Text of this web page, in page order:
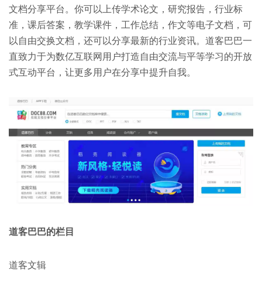
文档分享平台。你可以上传学术论文，研究报告，行业标
准，课后答案，教学课件，工作总结，作文等电子文档，可
以自由交换文档，还可以分享最新的行业资讯。道客巴巴一
直致力于为数亿互联网用户打造自由交流与平等学习的开放
式互动平台，让更多用户在分享中提升自我。
道客巴巴的栏目
道客文辑